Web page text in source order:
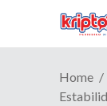
Home